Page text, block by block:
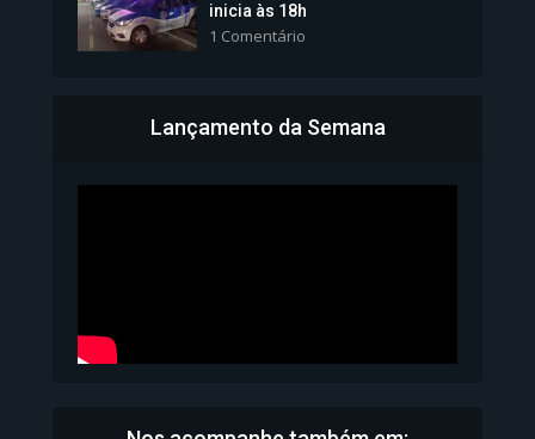
Bahia inicia emissão da
inicia às 18h
1 Comentário
Lançamento da Semana